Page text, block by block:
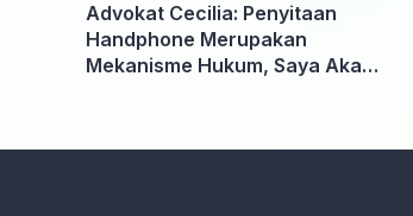
Advokat Cecilia: Penyitaan
Handphone Merupakan
Mekanisme Hukum, Saya Akan